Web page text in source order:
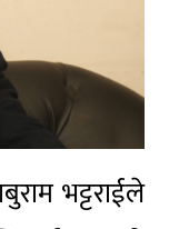
भट्टराईले